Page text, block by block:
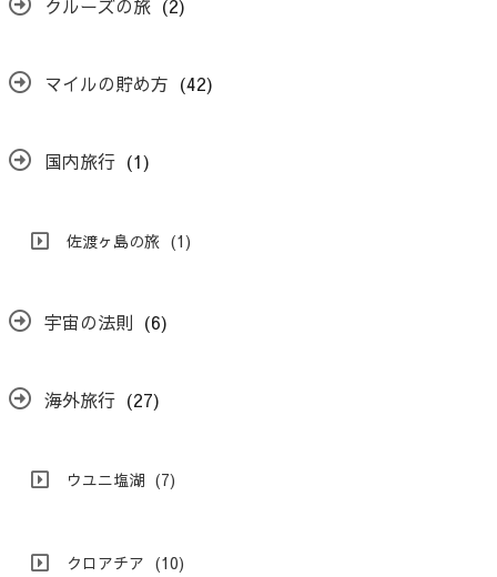
クルーズの旅 (2)
マイルの貯め方 (42)
国内旅行 (1)
佐渡ヶ島の旅 (1)
宇宙の法則 (6)
海外旅行 (27)
ウユニ塩湖 (7)
クロアチア (10)